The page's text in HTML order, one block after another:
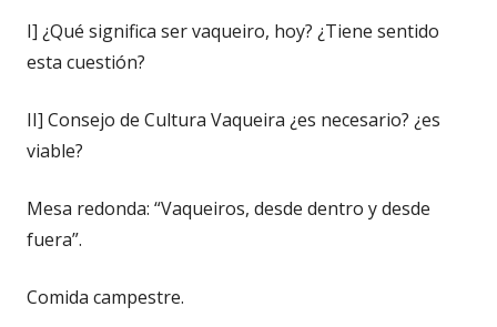
I] ¿Qué significa ser vaqueiro, hoy? ¿Tiene sentido
esta cuestión?
II] Consejo de Cultura Vaqueira ¿es necesario? ¿es
viable?
Mesa redonda: “Vaqueiros, desde dentro y desde
fuera”.
Comida campestre.